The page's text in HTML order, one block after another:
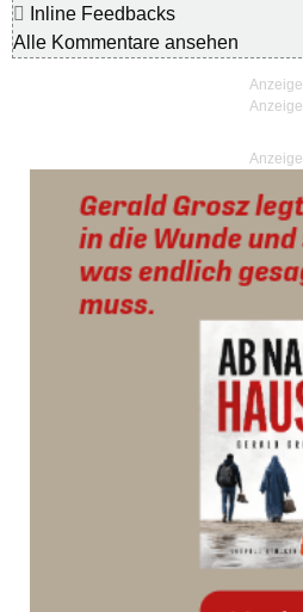
Inline Feedbacks
Alle Kommentare ansehen
Anzeige